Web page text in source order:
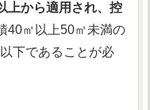
上から適用され、控
40㎡以上50㎡未満の
下であることが必